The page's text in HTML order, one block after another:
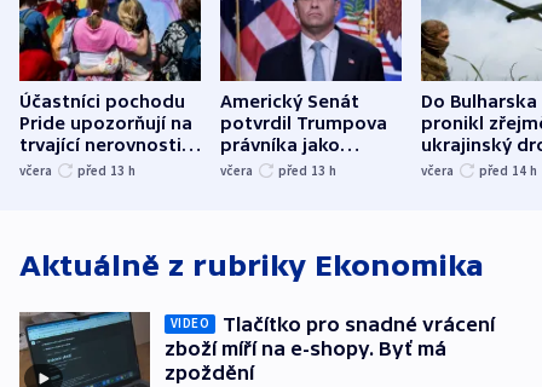
Účastníci pochodu
Pride upozorňují na
trvající nerovnosti i
společenskou
včera před 13 h
Americký Senát
potvrdil Trumpova
právníka jako
ministra
včera před 13 h
Do Bulharska
pronikl
ukrajinský
explodoval
včera před 14 h
Aktuálně z rubriky Ekonomika
VIDEO
Tlačítko pro snadné vrácení
zboží míří na e-shopy. Byť má
zpoždění